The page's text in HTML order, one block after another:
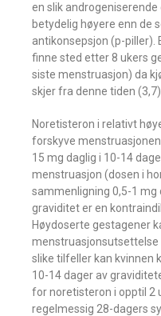
en slik
betydelig høyere enn de
antikonsepsjon (p-piller).
finne sted etter 8 ukers
siste menstruasjon) da
skjer fra denne tiden (3,7).
Noretisteron i relativt
forskyve
15 mg daglig i 10-14
menstruasjon (dosen i
sammenligning 0,5-1 mg
graviditet er en
Høydoserte gestagener
menstruasjonsutsettelse
slike tilfeller kan kvinnen
10-14 dager av
for noretisteron i opptil 2
regelmessig 28-dagers